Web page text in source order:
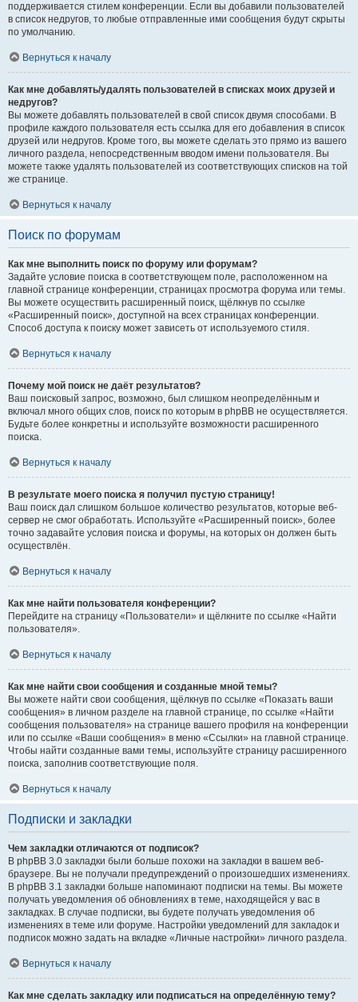
поддерживается стилем конференции. Если вы добавили пользователей
в список недругов, то любые отправленные ими сообщения будут скрыты
по умолчанию.
Вернуться к началу
Как мне добавлять/удалять пользователей в списках моих друзей и
недругов?
Вы можете добавлять пользователей в свой список двумя способами. В
профиле каждого пользователя есть ссылка для его добавления в список
друзей или недругов. Кроме того, вы можете сделать это прямо из вашего
личного раздела, непосредственным вводом имени пользователя. Вы
можете также удалять пользователей из соответствующих списков на той
же странице.
Вернуться к началу
Поиск по форумам
Как мне выполнить поиск по форуму или форумам?
Задайте условие поиска в соответствующем поле, расположенном на
главной странице конференции, страницах просмотра форума или темы.
Вы можете осуществить расширенный поиск, щёлкнув по ссылке
«Расширенный поиск», доступной на всех страницах конференции.
Способ доступа к поиску может зависеть от используемого стиля.
Вернуться к началу
Почему мой поиск не даёт результатов?
Ваш поисковый запрос, возможно, был слишком неопределённым и
включал много общих слов, поиск по которым в phpBB не осуществляется.
Будьте более конкретны и используйте возможности расширенного
поиска.
Вернуться к началу
В результате моего поиска я получил пустую страницу!
Ваш поиск дал слишком большое количество результатов, которые веб-
сервер не смог обработать. Используйте «Расширенный поиск», более
точно задавайте условия поиска и форумы, на которых он должен быть
осуществлён.
Вернуться к началу
Как мне найти пользователя конференции?
Перейдите на страницу «Пользователи» и щёлкните по ссылке «Найти
пользователя».
Вернуться к началу
Как мне найти свои сообщения и созданные мной темы?
Вы можете найти свои сообщения, щёлкнув по ссылке «Показать ваши
сообщения» в личном разделе на главной странице, по ссылке «Найти
сообщения пользователя» на странице вашего профиля на конференции
или по ссылке «Ваши сообщения» в меню «Ссылки» на главной странице.
Чтобы найти созданные вами темы, используйте страницу расширенного
поиска, заполнив соответствующие поля.
Вернуться к началу
Подписки и закладки
Чем закладки отличаются от подписок?
В phpBB 3.0 закладки были больше похожи на закладки в вашем веб-
браузере. Вы не получали предупреждений о произошедших изменениях.
В phpBB 3.1 закладки больше напоминают подписки на темы. Вы можете
получать уведомления об обновлениях в теме, находящейся у вас в
закладках. В случае подписки, вы будете получать уведомления об
изменениях в теме или форуме. Настройки уведомлений для закладок и
подписок можно задать на вкладке «Личные настройки» личного раздела.
Вернуться к началу
Как мне сделать закладку или подписаться на определённую тему?